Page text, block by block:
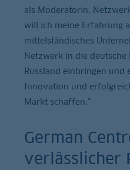
als Moderatorin,
will ich meine Erfahrung
mittelständisches
Netzwerk in die deutsche
Russland einbringen und
Innovation und
Markt schaffen.“
German
verlässlicher